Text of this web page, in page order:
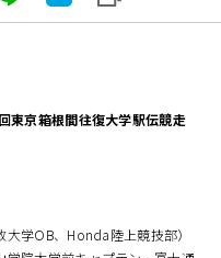
京箱根間往復大学駅伝競走
学OB、Honda陸上競技部）